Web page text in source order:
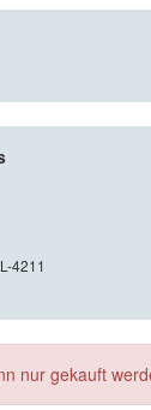
4211
nur gekauft